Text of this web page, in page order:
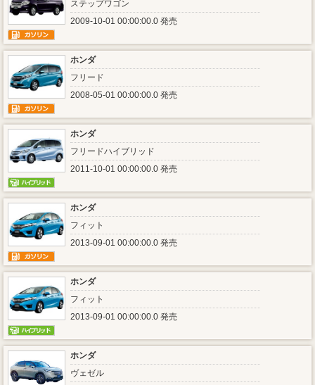
ステップワゴン
2009-10-01 00:00:00.0 発売
ホンダ
フリード
2008-05-01 00:00:00.0 発売
ホンダ
フリードハイブリッド
2011-10-01 00:00:00.0 発売
ホンダ
フィット
2013-09-01 00:00:00.0 発売
ホンダ
フィット
2013-09-01 00:00:00.0 発売
ホンダ
ヴェゼル